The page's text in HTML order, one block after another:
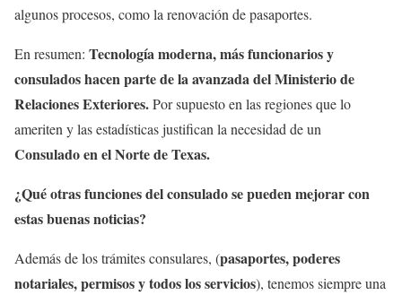
algunos procesos, como la renovación de pasaportes.
En resumen: Tecnología moderna, más funcionarios y
consulados hacen parte de la avanzada del Ministerio de
Relaciones Exteriores.Por supuesto en las regiones que lo
ameriten y las estadísticas justifican la necesidad de un
Consulado en el Norte de Texas.
¿Qué otras funciones del consulado se pueden mejorar con
estas buenas noticias?
Además de los trámites consulares, (pasaportes, poderes
notariales, permisos y todos los servicios), tenemos siempre una